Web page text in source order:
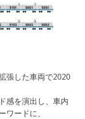
張した車両で2020
感を演出し、車内
ードに、